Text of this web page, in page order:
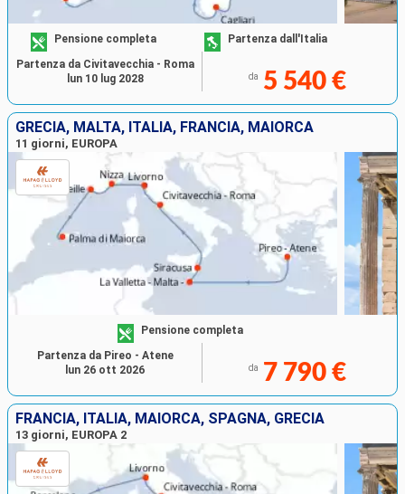
Pensione completa Partenza dall'Italia
da 5 540 €
Partenza da Civitavecchia - Roma
lun 10 lug 2028
GRECIA, MALTA, ITALIA, FRANCIA, MAIORCA
11 giorni, EUROPA
Pensione completa
da 7 790 €
Partenza da Pireo - Atene
lun 26 ott 2026
FRANCIA, ITALIA, MAIORCA, SPAGNA, GRECIA
13 giorni, EUROPA 2